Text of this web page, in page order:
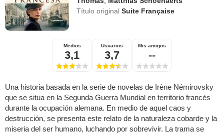
Título originalSuite Française
Medios
3,1
Usuarios
3,7
Mis amigos
--
Una historia basada en la serie de novelas de Irène Némirovsky
que se situa en la Segunda Guerra Mundial en territorio francés
durante la ocupación alemana. En medio de aquel caos y
destrucción, se presenta este relato de la naturaleza cobarde y la
miseria del ser humano, luchando por sobrevivir. La trama se